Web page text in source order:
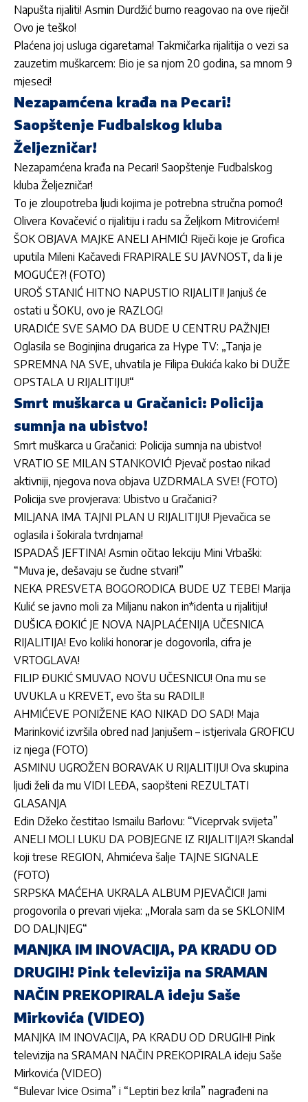
Napušta rijaliti! Asmin Durdžić burno reagovao na ove riječi!
Ovo je teško!
Plaćena joj usluga cigaretama! Takmičarka rijalitija o vezi sa
zauzetim muškarcem: Bio je sa njom 20 godina, sa mnom 9
mjeseci!
Nezapamćena krađa na Pecari!
Saopštenje Fudbalskog kluba
Željezničar!
Nezapamćena krađa na Pecari! Saopštenje Fudbalskog
kluba Željezničar!
To je zloupotreba ljudi kojima je potrebna stručna pomoć!
Olivera Kovačević o rijalitiju i radu sa Željkom Mitrovićem!
ŠOK OBJAVA MAJKE ANELI AHMIĆ! Riječi koje je Grofica
uputila Mileni Kačavedi FRAPIRALE SU JAVNOST, da li je
MOGUĆE?! (FOTO)
UROŠ STANIĆ HITNO NAPUSTIO RIJALITI! Janjuš će
ostati u ŠOKU, ovo je RAZLOG!
URADIĆE SVE SAMO DA BUDE U CENTRU PAŽNJE!
Oglasila se Boginjina drugarica za Hype TV: „Tanja je
SPREMNA NA SVE, uhvatila je Filipa Đukića kako bi DUŽE
OPSTALA U RIJALITIJU!“
Smrt muškarca u Gračanici: Policija
sumnja na ubistvo!
Smrt muškarca u Gračanici: Policija sumnja na ubistvo!
VRATIO SE MILAN STANKOVIĆ! Pjevač postao nikad
aktivniji, njegova nova objava UZDRMALA SVE! (FOTO)
Policija sve provjerava: Ubistvo u Gračanici?
MILJANA IMA TAJNI PLAN U RIJALITIJU! Pjevačica se
oglasila i šokirala tvrdnjama!
ISPADAŠ JEFTINA! Asmin očitao lekciju Mini Vrbaški:
“Muva je, dešavaju se čudne stvari!”
NEKA PRESVETA BOGORODICA BUDE UZ TEBE! Marija
Kulić se javno moli za Miljanu nakon in*identa u rijalitiju!
DUŠICA ĐOKIĆ JE NOVA NAJPLAĆENIJA UČESNICA
RIJALITIJA! Evo koliki honorar je dogovorila, cifra je
VRTOGLAVA!
FILIP ĐUKIĆ SMUVAO NOVU UČESNICU! Ona mu se
UVUKLA u KREVET, evo šta su RADILI!
AHMIĆEVE PONIŽENE KAO NIKAD DO SAD! Maja
Marinković izvršila obred nad Janjušem – istjerivala GROFICU
iz njega (FOTO)
ASMINU UGROŽEN BORAVAK U RIJALITIJU! Ova skupina
ljudi želi da mu VIDI LEĐA, saopšteni REZULTATI
GLASANJA
Edin Džeko čestitao Ismailu Barlovu: “Viceprvak svijeta”
ANELI MOLI LUKU DA POBJEGNE IZ RIJALITIJA?! Skandal
koji trese REGION, Ahmićeva šalje TAJNE SIGNALE
(FOTO)
SRPSKA MAĆEHA UKRALA ALBUM PJEVAČICI! Jami
progovorila o prevari vijeka: „Morala sam da se SKLONIM
DO DALJNJEG“
MANJKA IM INOVACIJA, PA KRADU OD
DRUGIH! Pink televizija na SRAMAN
NAČIN PREKOPIRALA ideju Saše
Mirkovića (VIDEO)
MANJKA IM INOVACIJA, PA KRADU OD DRUGIH! Pink
televizija na SRAMAN NAČIN PREKOPIRALA ideju Saše
Mirkovića (VIDEO)
“Bulevar Ivice Osima” i “Leptiri bez krila” nagrađeni na